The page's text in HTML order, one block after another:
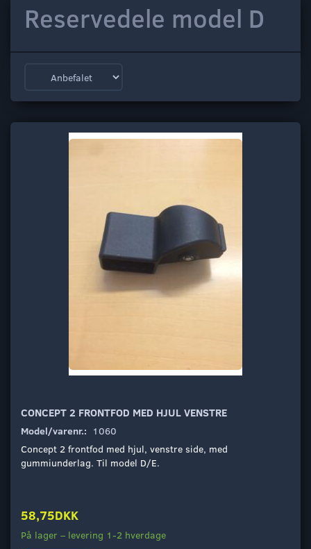
Reservedele model D
CONCEPT 2 FRONTFOD MED HJUL VENSTRE
Model/varenr.: 1060
Concept 2 frontfod med hjul, venstre side, med
gummiunderlag. Til model D/E.
58,75DKK
På lager – levering 1-2 hverdage